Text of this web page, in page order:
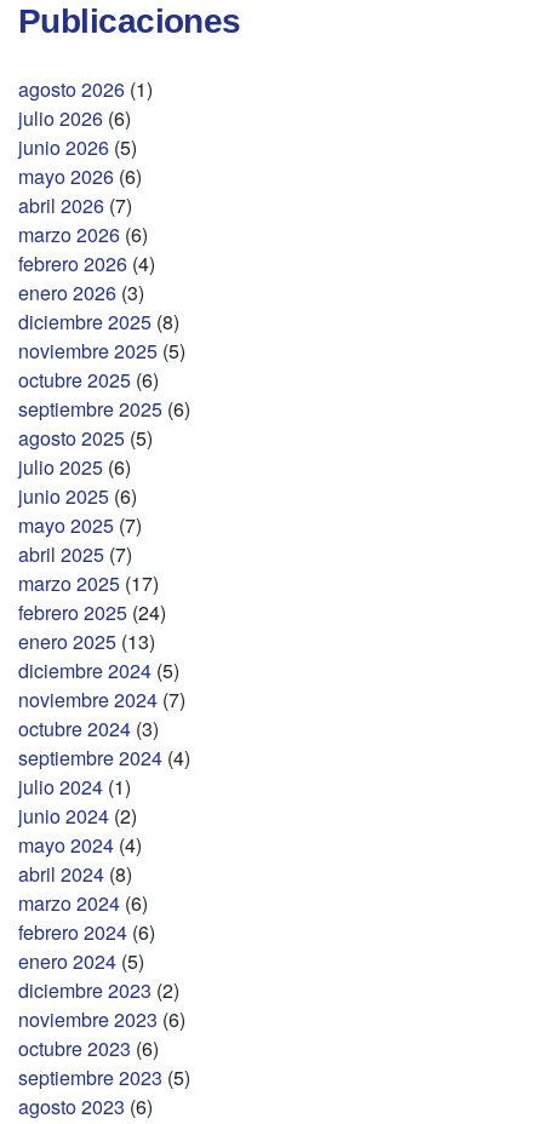
Publicaciones
agosto 2026 (1)
julio 2026 (6)
junio 2026 (5)
mayo 2026 (6)
abril 2026 (7)
marzo 2026 (6)
febrero 2026 (4)
enero 2026 (3)
diciembre 2025 (8)
noviembre 2025 (5)
octubre 2025 (6)
septiembre 2025 (6)
agosto 2025 (5)
julio 2025 (6)
junio 2025 (6)
mayo 2025 (7)
abril 2025 (7)
marzo 2025 (17)
febrero 2025 (24)
enero 2025 (13)
diciembre 2024 (5)
noviembre 2024 (7)
octubre 2024 (3)
septiembre 2024 (4)
julio 2024 (1)
junio 2024 (2)
mayo 2024 (4)
abril 2024 (8)
marzo 2024 (6)
febrero 2024 (6)
enero 2024 (5)
diciembre 2023 (2)
noviembre 2023 (6)
octubre 2023 (6)
septiembre 2023 (5)
agosto 2023 (6)